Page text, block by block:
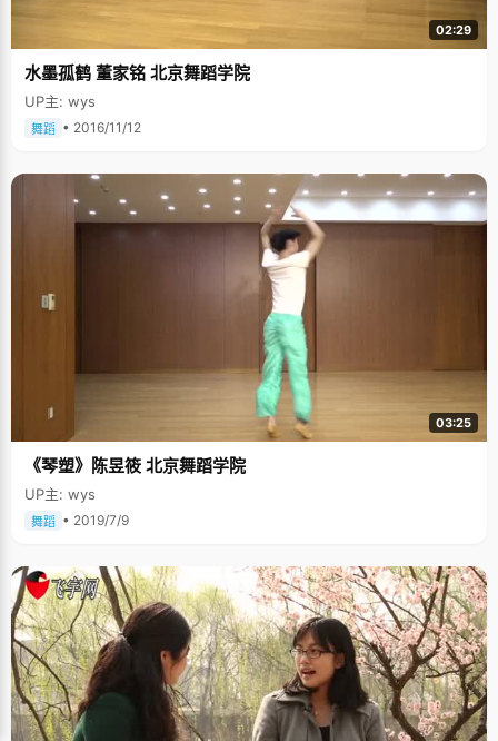
02:29
水墨孤鹤 董家铭 北京舞蹈学院
UP主: wys
舞蹈 • 2016/11/12
03:25
《琴塑》陈昱筱 北京舞蹈学院
UP主: wys
舞蹈 • 2019/7/9